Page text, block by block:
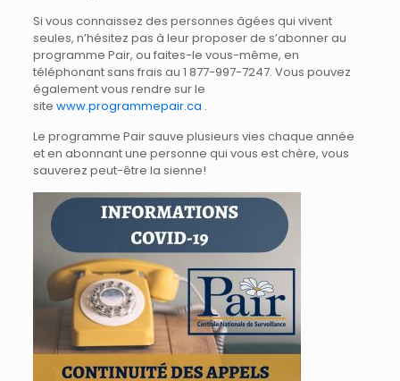
Si vous connaissez des personnes âgées qui vivent
seules, n’hésitez pas à leur proposer de s’abonner au
programme Pair, ou faites-le vous-même, en
téléphonant sans frais au 1 877-997-7247. Vous pouvez
également vous rendre sur le
site www.programmepair.ca .
Le programme Pair sauve plusieurs vies chaque année
et en abonnant une personne qui vous est chère, vous
sauverez peut-être la sienne!